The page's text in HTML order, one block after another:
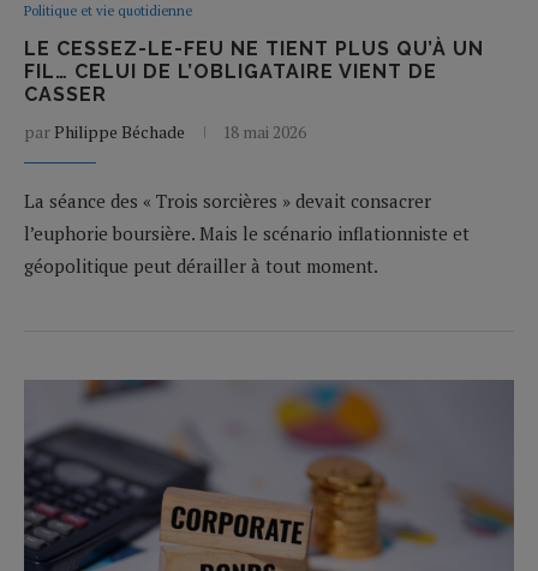
Politique et vie quotidienne
LE CESSEZ-LE-FEU NE TIENT PLUS QU’À UN
FIL… CELUI DE L’OBLIGATAIRE VIENT DE
CASSER
par Philippe Béchade 18 mai 2026
La séance des « Trois sorcières » devait consacrer
l’euphorie boursière. Mais le scénario inflationniste et
géopolitique peut dérailler à tout moment.